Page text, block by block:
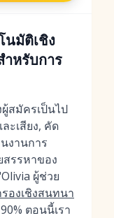
นมัติเชิง
หรับการ
สมัครเป็นไป
ะเสียง, คัด
งานการ
รรหาของ
ผู้ช่วย
องเชิงสนทนา
ตอนนี้เรา